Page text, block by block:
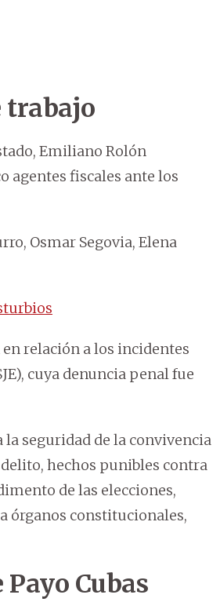
trabajo
Emiliano Rolón
agentes fiscales ante los
Osmar Segovia, Elena
relación a los incidentes
cuya denuncia penal fue
seguridad de la convivencia
hechos punibles contra
de las elecciones,
órganos constitucionales,
Cubas